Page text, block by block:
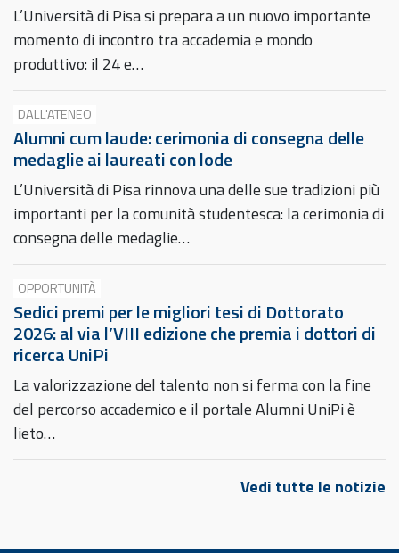
L’Università di Pisa si prepara a un nuovo importante
momento di incontro tra accademia e mondo
produttivo: il 24 e…
DALL'ATENEO
Alumni cum laude: cerimonia di consegna delle
medaglie ai laureati con lode
L’Università di Pisa rinnova una delle sue tradizioni più
importanti per la comunità studentesca: la cerimonia di
consegna delle medaglie…
OPPORTUNITÀ
Sedici premi per le migliori tesi di Dottorato
2026: al via l’VIII edizione che premia i dottori di
ricerca UniPi
La valorizzazione del talento non si ferma con la fine
del percorso accademico e il portale Alumni UniPi è
lieto…
Vedi tutte le notizie